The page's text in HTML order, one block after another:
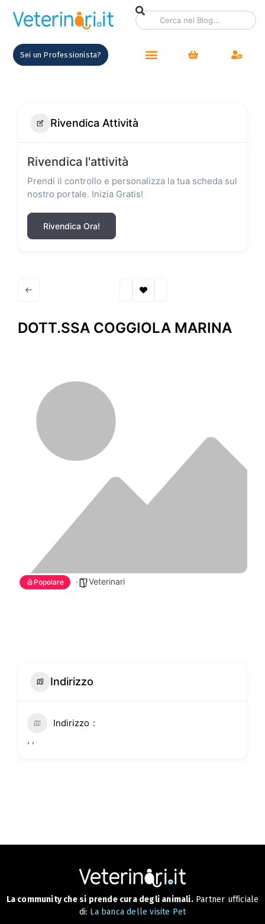
Sei un Professionista?
Rivendica Attività
Rivendica l'attività
Prendi il controllo e personalizza la tua scheda sul
nostro portale. Inizia Gratis!
Rivendica Ora!
DOTT.SSA COGGIOLA MARINA
Popolare Veterinari
Indirizzo
Indirizzo
, ,
La community che si prende cura degli animali.Partner ufficiale
di: La banca delle visite Pet